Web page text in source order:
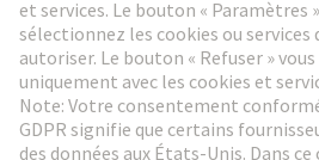
Social Media